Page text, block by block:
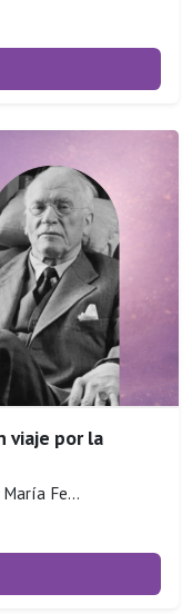
viaje por la
María Fe...